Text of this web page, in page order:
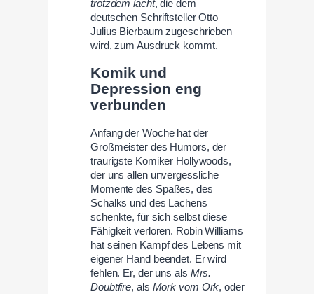
trotzdem lacht, die dem
deutschen Schriftsteller Otto
Julius Bierbaum zugeschrieben
wird, zum Ausdruck kommt.
Komik und
Depression eng
verbunden
Anfang der Woche hat der
Großmeister des Humors, der
traurigste Komiker Hollywoods,
der uns allen unvergessliche
Momente des Spaßes, des
Schalks und des Lachens
schenkte, für sich selbst diese
Fähigkeit verloren. Robin Williams
hat seinen Kampf des Lebens mit
eigener Hand beendet. Er wird
fehlen. Er, der uns als Mrs.
Doubtfire, als Mork vom Ork, oder